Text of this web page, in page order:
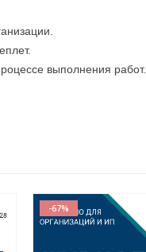
выполнения работ.
-67%